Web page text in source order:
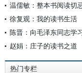
温儒敏：整本书阅读切
徐复观：我的读书生活
陈晋：向毛泽东同志学
赵娟：庄子的读书之道
热门专栏